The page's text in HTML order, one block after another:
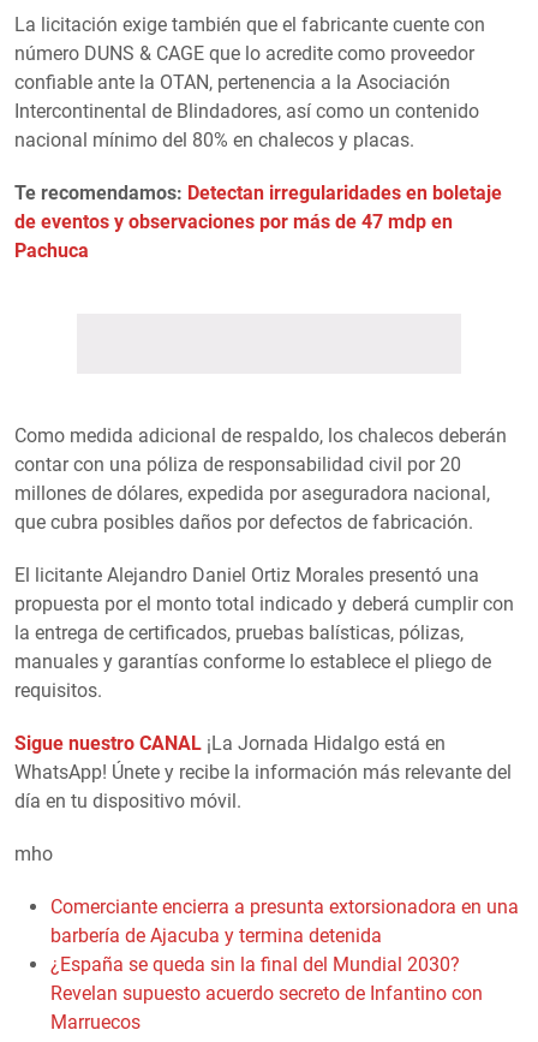
La licitación exige también que el fabricante cuente con
número DUNS & CAGE que lo acredite como proveedor
confiable ante la OTAN, pertenencia a la Asociación
Intercontinental de Blindadores, así como un contenido
nacional mínimo del 80% en chalecos y placas.
Te recomendamos: Detectan irregularidades en boletaje
de eventos y observaciones por más de 47 mdp en
Pachuca
Como medida adicional de respaldo, los chalecos deberán
contar con una póliza de responsabilidad civil por 20
millones de dólares, expedida por aseguradora nacional,
que cubra posibles daños por defectos de fabricación.
El licitante Alejandro Daniel Ortiz Morales presentó una
propuesta por el monto total indicado y deberá cumplir con
la entrega de certificados, pruebas balísticas, pólizas,
manuales y garantías conforme lo establece el pliego de
requisitos.
Sigue nuestro CANAL ¡La Jornada Hidalgo está en
WhatsApp! Únete y recibe la información más relevante del
día en tu dispositivo móvil.
mho
Comerciante encierra a presunta extorsionadora en una
barbería de Ajacuba y termina detenida
¿España se queda sin la final del Mundial 2030?
Revelan supuesto acuerdo secreto de Infantino con
Marruecos